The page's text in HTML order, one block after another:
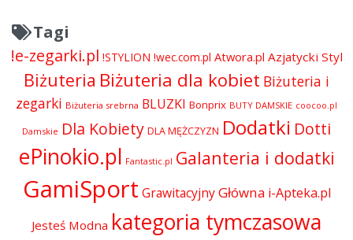
Tagi
!e-zegarki.pl !STYLION !wec.com.pl Atwora.pl Azjatycki Styl
Biżuteria Biżuteria dla kobiet Biżuteria i
zegarki Biżuteria srebrna BLUZKI Bonprix BUTY DAMSKIE coocoo.pl
Damskie Dla Kobiety DLA MĘŻCZYZN Dodatki Dotti
ePinokio.pl Fantastic.pl Galanteria i dodatki
GamiSport Grawitacyjny Główna i-Apteka.pl
Jesteś Modna kategoria tymczasowa